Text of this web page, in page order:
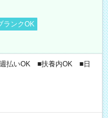
ランクOK
払いOK ■扶養内OK ■日